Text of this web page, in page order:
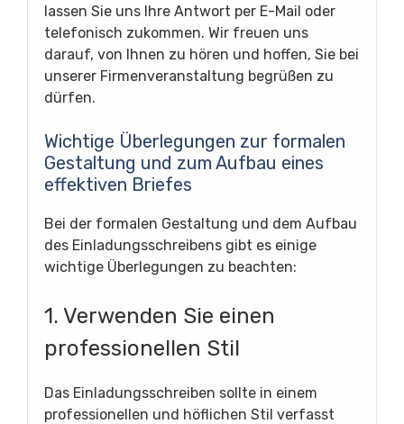
lassen Sie uns Ihre Antwort per E-Mail oder
telefonisch zukommen. Wir freuen uns
darauf, von Ihnen zu hören und hoffen, Sie bei
unserer Firmenveranstaltung begrüßen zu
dürfen.
Wichtige Überlegungen zur formalen
Gestaltung und zum Aufbau eines
effektiven Briefes
Bei der formalen Gestaltung und dem Aufbau
des Einladungsschreibens gibt es einige
wichtige Überlegungen zu beachten:
1. Verwenden Sie einen
professionellen Stil
Das Einladungsschreiben sollte in einem
professionellen und höflichen Stil verfasst